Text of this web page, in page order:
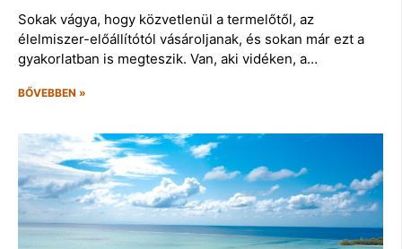
Sokak vágya, hogy közvetlenül a termelőtől, az
élelmiszer-előállítótól vásároljanak, és sokan már ezt a
gyakorlatban is megteszik. Van, aki vidéken, a…
BŐVEBBEN »